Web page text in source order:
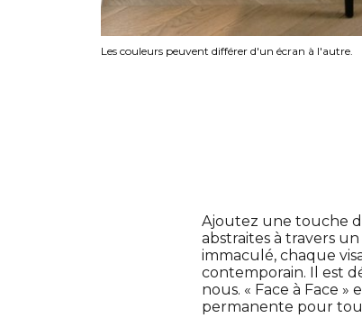
Les couleurs peuvent différer d'un écran à l'autre.
Ajoutez une touche
abstraites à travers
immaculé, chaque
contemporain. Il est
nous. « Face à Face
permanente pour